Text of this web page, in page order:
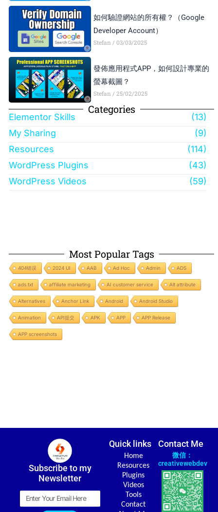
如何驗證網站的所有權？（Google
Developer Account）
Stefan 03/03/2025
發佈應用程式APP，如何設計專業的
螢幕截圖？
Stefan 25/02/2025
Categories
Elementor Skills
(13)
My Sharing
(9)
Resources
(114)
WordPress Plugins
(43)
WordPress Videos
(59)
Most Popular Tags
404错误 2024 UI AAB Ad Hoc Admin ADS
ads.txt affiliate marketing AI customer service Alt attribute
Alternatives Anchor Link Android Android Studio
Animation API提交 APK APP APP Release
APP screenshots
Subscribe to my
Newsletter
Email
Quick links
Home
Resources
Plugins
Videos
Tools
Contact
Contact Me
微信：
creativewebdev